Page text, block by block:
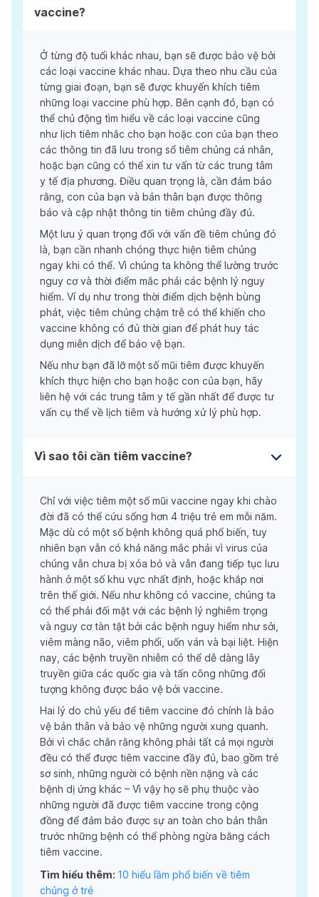
vaccine?
Ở từng độ tuổi khác nhau, bạn sẽ được bảo vệ bởi
các loại vaccine khác nhau. Dựa theo nhu cầu của
từng giai đoạn, bạn sẽ được khuyến khích tiêm
những loại vaccine phù hợp. Bên cạnh đó, bạn có
thể chủ động tìm hiểu về các loại vaccine cũng
như lịch tiêm nhắc cho bạn hoặc con của bạn theo
các thông tin đã lưu trong sổ tiêm chủng cá nhân,
hoặc bạn cũng có thể xin tư vấn từ các trung tâm
y tế địa phương. Điều quan trọng là, cần đảm bảo
rằng, con của bạn và bản thân bạn được thông
báo và cập nhật thông tin tiêm chủng đầy đủ.
Một lưu ý quan trọng đối với vấn đề tiêm chủng đó
là, bạn cần nhanh chóng thực hiện tiêm chủng
ngay khi có thể. Vì chúng ta không thể lường trước
nguy cơ và thời điểm mắc phải các bệnh lý nguy
hiểm. Ví dụ như trong thời điểm dịch bệnh bùng
phát, việc tiêm chủng chậm trễ có thể khiến cho
vaccine không có đủ thời gian để phát huy tác
dụng miễn dịch để bảo vệ bạn.
Nếu như bạn đã lỡ một số mũi tiêm được khuyến
khích thực hiện cho bạn hoặc con của bạn, hãy
liên hệ với các trung tâm y tế gần nhất để được tư
vấn cụ thể về lịch tiêm và hướng xử lý phù hợp.
Vì sao tôi cần tiêm vaccine?
Chỉ với việc tiêm một số mũi vaccine ngay khi chào
đời đã có thể cứu sống hơn 4 triệu trẻ em mỗi năm.
Mặc dù có một số bệnh không quá phổ biến, tuy
nhiên bạn vẫn có khả năng mắc phải vì virus của
chúng vẫn chưa bị xóa bỏ và vẫn đang tiếp tục lưu
hành ở một số khu vực nhất định, hoặc khắp nơi
trên thế giới. Nếu như không có vaccine, chúng ta
có thể phải đối mặt với các bệnh lý nghiêm trọng
và nguy cơ tàn tật bởi các bệnh nguy hiểm như sởi,
viêm màng não, viêm phổi, uốn ván và bại liệt. Hiện
nay, các bệnh truyền nhiễm có thể dễ dàng lây
truyền giữa các quốc gia và tấn công những đối
tượng không được bảo vệ bởi vaccine.
Hai lý do chủ yếu để tiêm vaccine đó chính là bảo
vệ bản thân và bảo vệ những người xung quanh.
Bởi vì chắc chắn rằng không phải tất cả mọi người
đều có thể được tiêm vaccine đầy đủ, bao gồm trẻ
sơ sinh, những người có bệnh nền nặng và các
bệnh dị ứng khác – Vì vậy họ sẽ phụ thuộc vào
những người đã được tiêm vaccine trong cộng
đồng để đảm bảo được sự an toàn cho bản thân
trước những bệnh có thể phòng ngừa bằng cách
tiêm vaccine.
Tìm hiểu thêm: 10 hiểu lầm phổ biến về tiêm
chủng ở trẻ